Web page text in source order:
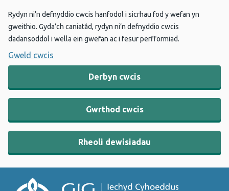
Rydyn ni’n defnyddio cwcis hanfodol i sicrhau fod y wefan yn
gweithio. Gyda’ch caniatâd, rydyn ni’n defnyddio cwcis
dadansoddol i wella ein gwefan ac i fesur perfformiad.
Gweld cwcis
Derbyn cwcis
Gwrthod cwcis
Rheoli dewisiadau